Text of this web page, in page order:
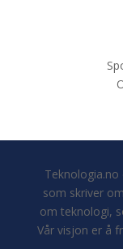
som skriver
om teknologi,
Vår visjon er å